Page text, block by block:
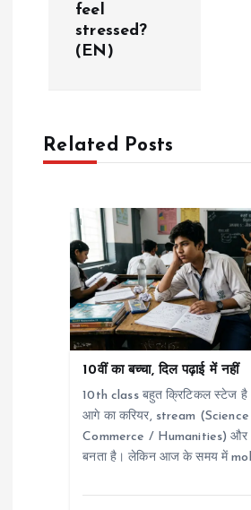
a
feel
stressed?
(EN)
Related Posts
10वीं का बच्चा, दिल पढ़ाई में नहीं
10th class बहुत क्रिटिकल स्टेज है
आगे का करियर, stream
Commerce / Humanities) और
बनता है। लेकिन आज के समय में